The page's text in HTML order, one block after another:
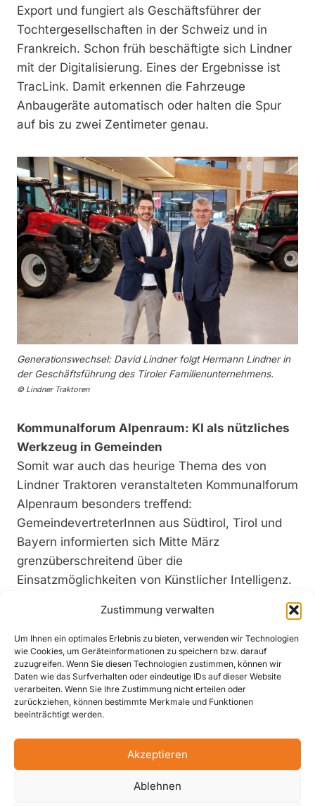
Zustimmung verwalten
Um Ihnen ein optimales Erlebnis zu bieten, verwenden wir Technologien
wie Cookies, um Geräteinformationen zu speichern bzw. darauf
zuzugreifen. Wenn Sie diesen Technologien zustimmen, können wir
Daten wie das Surfverhalten oder eindeutige IDs auf dieser Website
verarbeiten. Wenn Sie Ihre Zustimmung nicht erteilen oder
zurückziehen, können bestimmte Merkmale und Funktionen
beeinträchtigt werden.
Akzeptieren
Ablehnen
Export und fungiert als Geschäftsführer der
Tochtergesellschaften in der Schweiz und in
Frankreich. Schon früh beschäftigte sich Lindner
mit der Digitalisierung. Eines der Ergebnisse ist
TracLink. Damit erkennen die Fahrzeuge
Anbaugeräte automatisch oder halten die Spur
auf bis zu zwei Zentimeter genau.
Generationswechsel: David Lindner folgt Hermann Lindner in
der Geschäftsführung des Tiroler Familienunternehmens.
© Lindner Traktoren
Kommunalforum Alpenraum: KI als nützliches
Werkzeug in Gemeinden
Somit war auch das heurige Thema des von
Lindner Traktoren veranstalteten Kommunalforum
Alpenraum besonders treffend:
GemeindevertreterInnen aus Südtirol, Tirol und
Bayern informierten sich Mitte März
grenzüberschreitend über die
Einsatzmöglichkeiten von Künstlicher Intelligenz.
Innovationszentrum in Kundl, Partner der
Veranstaltung sind der Südtiroler
Gemeindenverband, der Tiroler
Gemeindeverband, der Österreichische
Gemeindebund, Forum Land, der Bayerische
Gemeindetag und die Standortagentur Tirol.
(Anstalt für kommunale Datenverarbeitung in
Bayern), zeigte in seinem Impulsvortrag auf, wie
KI die Verwaltung effizienter machen kann und